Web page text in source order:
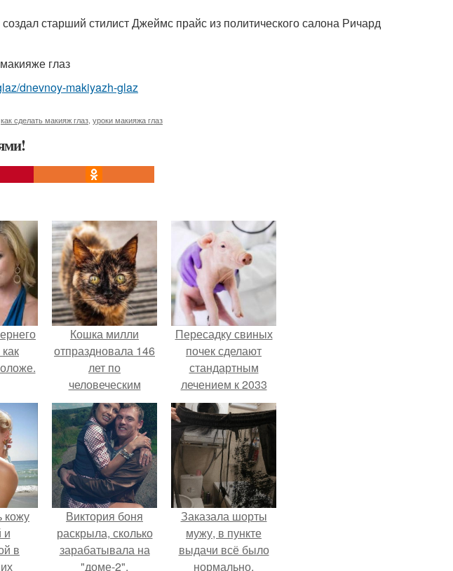
старший стилист Джеймс прайс из политического салона Ричард
глаз
dnevnoy-makiyazh-glaz
как сделать макияж глаз, уроки макияжа глаз
Кошка милли
отпраздновала 146
лет по
человеческим
Меркам и
претендует на
звание самой
старой в мире.
Пересадку свиных
почек сделают
стандартным
лечением к 2033
году в Японии.
кожу
и
в
Виктория боня
раскрыла, сколько
зарабатывала на
"доме-2".
Заказала шорты
мужу, в пункте
выдачи всё было
нормально,